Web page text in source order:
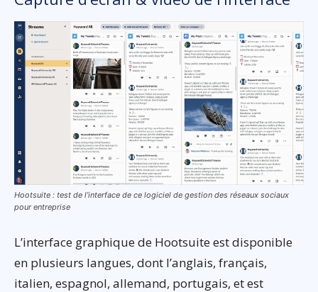
Hootsuite : test de l’interface de ce logiciel de gestion des réseaux sociaux
pour entreprise
L’interface graphique de Hootsuite est disponible
en plusieurs langues, dont l’anglais, français,
italien, espagnol, allemand, portugais, et est